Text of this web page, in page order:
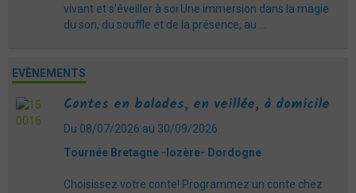
vivant et s'éveiller à soi Une immersion dans la magie
du son, du souffle et de la présence, au ...
EVÈNEMENTS
Contes en balades, en veillée, à domicile
Du 08/07/2026 au 30/09/2026
Tournée Bretagne -lozère- Dordogne
Choisissez votre conte! Programmez un conte chez